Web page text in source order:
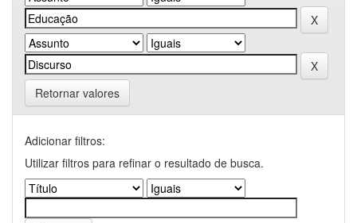
Retornar valores
Adicionar filtros:
Utilizar filtros para refinar o resultado de busca.